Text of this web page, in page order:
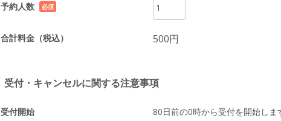
予約人数
必須
合計料金（税込） 500円
受付・キャンセルに関する注意事項
受付開始 80日前の0時から受付を開始しま